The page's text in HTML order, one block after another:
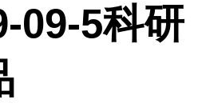
09-5科研